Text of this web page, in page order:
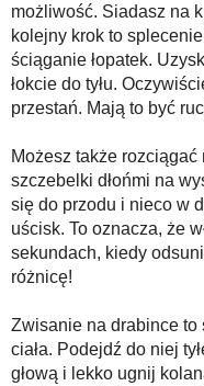
możliwość. Siadasz na
kolejny krok to splecenie
ściąganie łopatek.
łokcie do tyłu.
przestań. Mają to być
Możesz także
szczebelki dłońmi na
się do przodu i nieco w
uścisk. To oznacza, że
sekundach, kiedy
różnicę!
Zwisanie na drabince to
ciała. Podejdź do niej
głową i lekko ugnij